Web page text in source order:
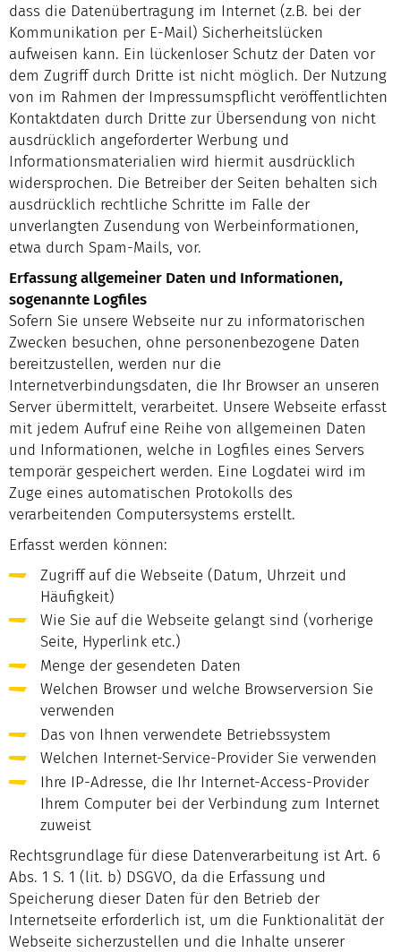
dass die Datenübertragung im Internet (z.B. bei der
Kommunikation per E-Mail) Sicherheitslücken
aufweisen kann. Ein lückenloser Schutz der Daten vor
dem Zugriff durch Dritte ist nicht möglich. Der Nutzung
von im Rahmen der Impressumspflicht veröffentlichten
Kontaktdaten durch Dritte zur Übersendung von nicht
ausdrücklich angeforderter Werbung und
Informationsmaterialien wird hiermit ausdrücklich
widersprochen. Die Betreiber der Seiten behalten sich
ausdrücklich rechtliche Schritte im Falle der
unverlangten Zusendung von Werbeinformationen,
etwa durch Spam-Mails, vor.
Erfassung allgemeiner Daten und Informationen,
sogenannte Logfiles
Sofern Sie unsere Webseite nur zu informatorischen
Zwecken besuchen, ohne personenbezogene Daten
bereitzustellen, werden nur die
Internetverbindungsdaten, die Ihr Browser an unseren
Server übermittelt, verarbeitet. Unsere Webseite erfasst
mit jedem Aufruf eine Reihe von allgemeinen Daten
und Informationen, welche in Logfiles eines Servers
temporär gespeichert werden. Eine Logdatei wird im
Zuge eines automatischen Protokolls des
verarbeitenden Computersystems erstellt.
Erfasst werden können:
Zugriff auf die Webseite (Datum, Uhrzeit und
Häufigkeit)
Wie Sie auf die Webseite gelangt sind (vorherige
Seite, Hyperlink etc.)
Menge der gesendeten Daten
Welchen Browser und welche Browserversion Sie
verwenden
Das von Ihnen verwendete Betriebssystem
Welchen Internet-Service-Provider Sie verwenden
Ihre IP-Adresse, die Ihr Internet-Access-Provider
Ihrem Computer bei der Verbindung zum Internet
zuweist
Rechtsgrundlage für diese Datenverarbeitung ist Art. 6
Abs. 1 S. 1 (lit. b) DSGVO, da die Erfassung und
Speicherung dieser Daten für den Betrieb der
Internetseite erforderlich ist, um die Funktionalität der
Webseite sicherzustellen und die Inhalte unserer